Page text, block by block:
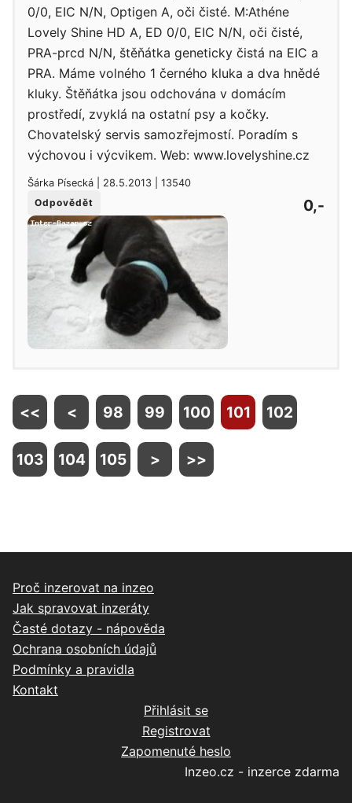
0/0, EIC N/N, Optigen A, oči čisté. M:Athéne
Lovely Shine HD A, ED 0/0, EIC N/N, oči čisté,
PRA-prcd N/N, štěňátka geneticky čistá na EIC a
PRA. Máme volného 1 černého kluka a dva hnědé
kluky. Štěňátka jsou odchována v domácím
prostředí, zvyklá na ostatní psy a kočky.
Chovatelský servis samozřejmostí. Poradím s
výchovou i výcvikem. Web: www.lovelyshine.cz
Šárka Písecká | 28.5.2013 | 13540
Odpovědět
0,-
<< < 98 99 100 101 102
103 104 105 > >>
Proč inzerovat na inzeo
Jak spravovat inzeráty
Časté dotazy - nápověda
Ochrana osobních údajů
Podmínky a pravidla
Kontakt
Přihlásit se
Registrovat
Zapomenuté heslo
Inzeo.cz - inzerce zdarma